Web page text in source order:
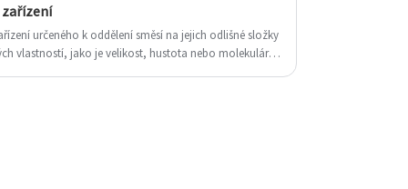
zařízení
určeného k oddělení směsí na jejich odlišné složky
vlastností, jako je velikost, hustota nebo molekulární